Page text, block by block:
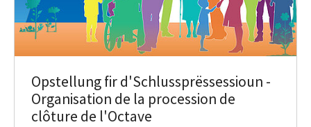
Opstellung fir d'Schlussprëssessioun -
Organisation de la procession de
clôture de l'Octave